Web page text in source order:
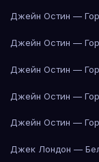
Джейн Остин —
Джейн Остин —
Джейн Остин —
Джейн Остин —
Джейн Остин —
Джек Лондон —